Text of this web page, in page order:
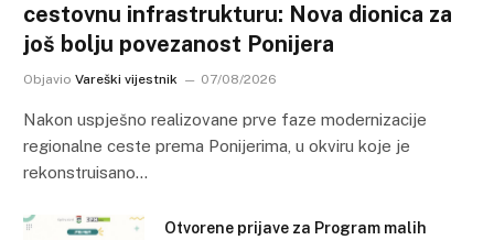
cestovnu infrastrukturu: Nova dionica za
još bolju povezanost Ponijera
Objavio Vareški vijestnik 07/08/2026
Nakon uspješno realizovane prve faze modernizacije
regionalne ceste prema Ponijerima, u okviru koje je
rekonstruisano…
Otvorene prijave za Program malih